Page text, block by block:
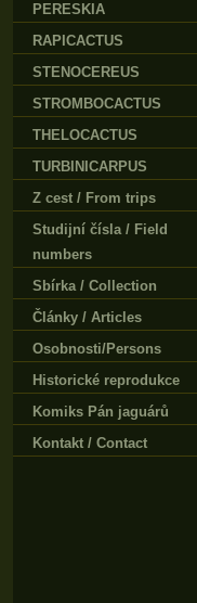
PERESKIA
RAPICACTUS
STENOCEREUS
STROMBOCACTUS
THELOCACTUS
TURBINICARPUS
Z cest / From trips
Studijní čísla / Field
numbers
Sbírka / Collection
Články / Articles
Osobnosti/Persons
Historické reprodukce
Komiks Pán jaguárů
Kontakt / Contact